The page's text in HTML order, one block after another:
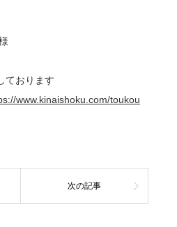
ております
www.kinaishoku.com/toukou
次の記事